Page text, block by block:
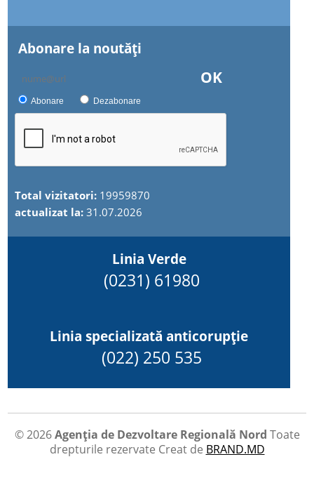
Abonare la noutăţi
OK
Abonare Dezabonare
Total vizitatori: 19959870
actualizat la:31.07.2026
Linia Verde
(0231) 61980
Linia specializată anticorupție
(022) 250 535
© 2026Agenția de Dezvoltare Regională Nord Toate
drepturile rezervate Creat de BRAND.MD